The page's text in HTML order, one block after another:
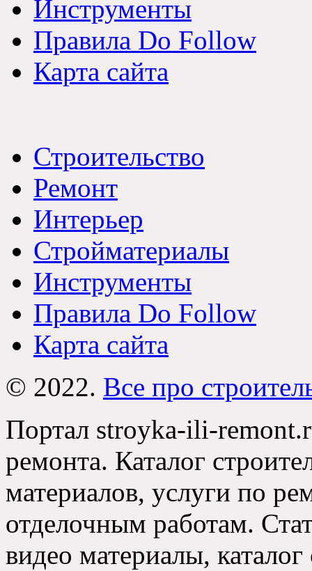
Инструменты
Правила Do Follow
Карта сайта
Строительство
Ремонт
Интерьер
Стройматериалы
Инструменты
Правила Do Follow
Карта сайта
© 2022. Все про
Портал stroyka-ili-
ремонта. Каталог
материалов, услуги по
отделочным работам.
видео материалы,